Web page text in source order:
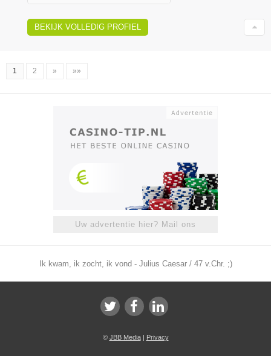
BEKIJK VOLLEDIG PROFIEL
1 2 » »»
Uw advertentie hier? Mail ons
Ik kwam, ik zocht, ik vond - Julius Caesar / 47 v.Chr. ;)
© JBB Media| Privacy